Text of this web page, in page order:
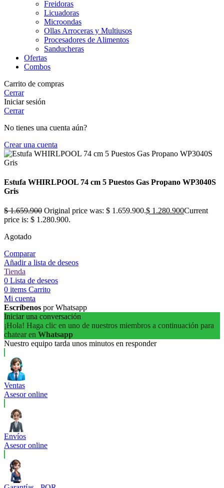
Freidoras
Licuadoras
Microondas
Ollas Arroceras y Multiusos
Procesadores de Alimentos
Sanducheras
Ofertas
Combos
Carrito de compras
Cerrar
Iniciar sesión
Cerrar
No tienes una cuenta aún?
Crear una cuenta
Estufa WHIRLPOOL 74 cm 5 Puestos Gas Propano WP3040S
Gris
$1.659.900 Original price was: $ 1.659.900.$ 1.280.900Current
price is: $ 1.280.900.
Agotado
Comparar
Añadir a lista de deseos
Tienda
0 Lista de deseos
0 items Carrito
Mi cuenta
Escríbenos por Whatsapp
Iniciar una conversación
¡Hola! Haga clic en uno de nuestros miembros a continuación para
chatear en Whatsapp
Nuestro equipo tarda unos minutos en responder
Ventas
Asesor online
Envíos
Asesor online